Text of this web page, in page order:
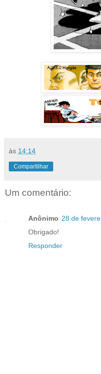
às 14:14
Compartilhar
Um comentário:
Anônimo 28 de
Obrigado!
Responder